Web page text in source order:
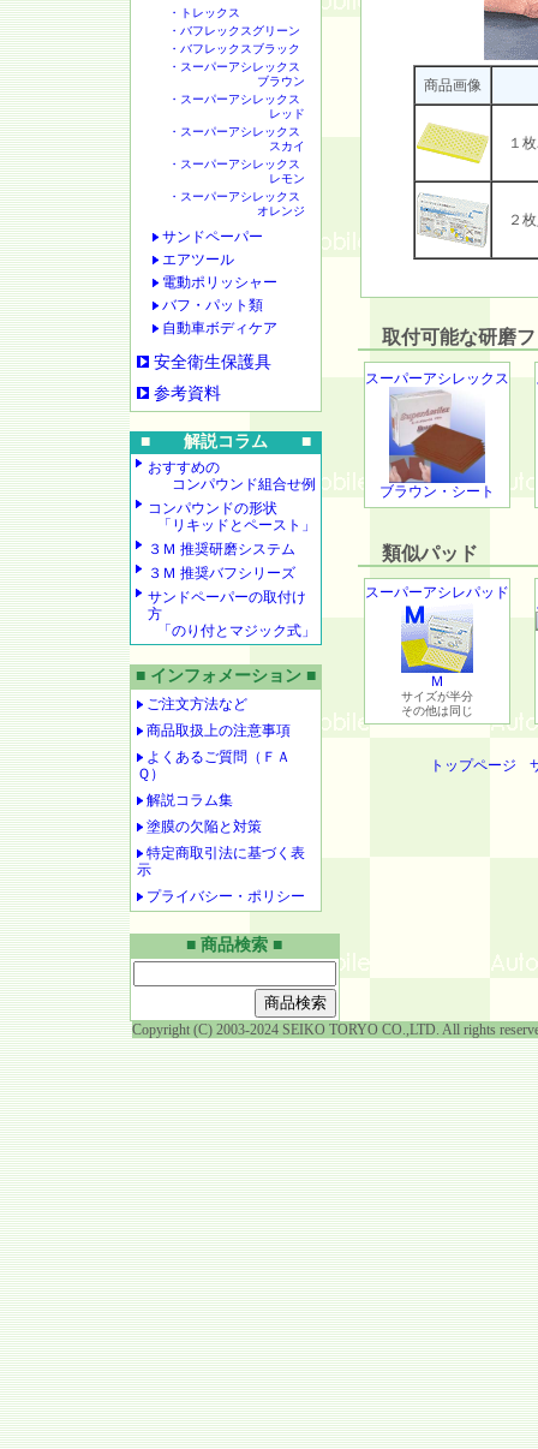
・トレックス
・バフレックスグリーン
・バフレックスブラック
・スーパーアシレックス
ブラウン
・スーパーアシレックス
レッド
・スーパーアシレックス
スカイ
・スーパーアシレックス
レモン
・スーパーアシレックス
オレンジ
サンドペーパー
エアツール
電動ポリッシャー
バフ・パット類
自動車ボディケア
安全衛生保護具
参考資料
■ 解説コラム ■
おすすめの
コンパウンド組合せ例
コンパウンドの形状
「リキッドとペースト」
３Ｍ 推奨研磨システム
３Ｍ 推奨バフシリーズ
サンドペーパーの取付け
方
「のり付とマジック式」
■ インフォメーション ■
ご注文方法など
商品取扱上の注意事項
よくあるご質問（ＦＡ
Ｑ）
解説コラム集
塗膜の欠陥と対策
特定商取引法に基づく表
示
プライバシー・ポリシー
商品画像
１枚
２枚
取付可能な研磨フ
スーパーアシレックス
ブラウン・シート
類似パッド
スーパーアシレパッド
Ｍ
サイズが半分
その他は同じ
トップページ
■ 商品検索 ■
Copyright (C) 2003-2024 SEIKO TORYO CO.,LTD. All rights